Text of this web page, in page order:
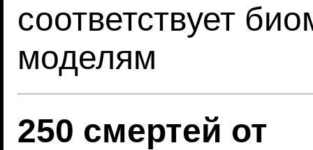
соответствует
моделям
250 смертей от